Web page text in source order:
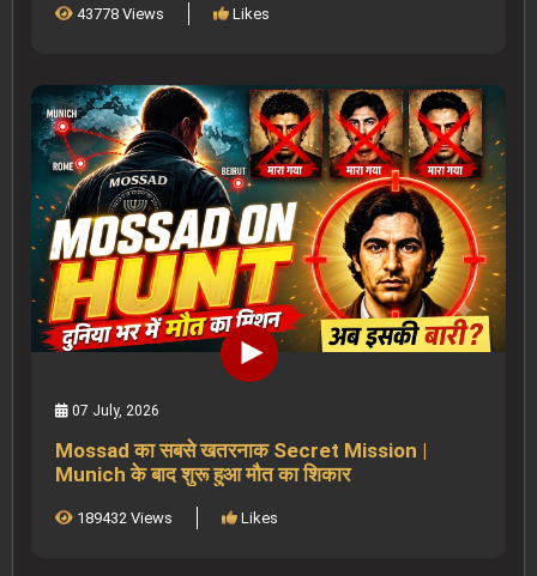
43778 Views Likes
07 July, 2026
Mossad का सबसे खतरनाक Secret Mission |
Munich के बाद शुरू हुआ मौत का शिकार
189432 Views Likes